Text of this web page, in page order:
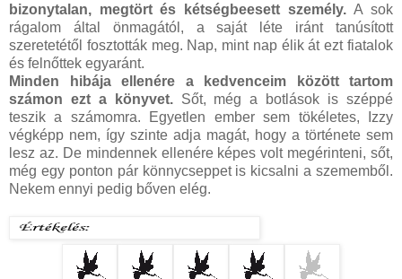
bizonytalan, megtört és kétségbeesett személy.A sok
rágalom által önmagától, a saját léte iránt tanúsított
szeretetétől fosztották meg. Nap, mint nap élik át ezt fiatalok
és felnőttek egyaránt.
Minden hibája ellenére a kedvenceim között tartom
számon ezt a könyvet.Sőt, még a botlások is széppé
teszik a számomra. Egyetlen ember sem tökéletes, Izzy
végképp nem, így szinte adja magát, hogy a története sem
lesz az. De mindennek ellenére képes volt megérinteni, sőt,
még egy ponton pár könnycseppet is kicsalni a szememből.
Nekem ennyi pedig bőven elég.